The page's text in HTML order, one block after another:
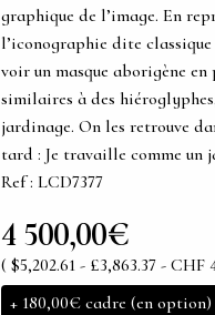
graphique de l’image. En
l’iconographie dite
voir un masque aborigène
similaires à des
jardinage. On les retrouve
tard : Je travaille comme un
Ref : LCD7377
4 500,00€
( $5,202.61 - £3,863.37 - CHF
+ 180,00€ cadre (en option)